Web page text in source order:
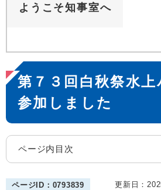
ようこそ知事室へ
本
文
第７３回白秋祭水
参加しました
ページ内目次
ページID：0793839 更新日：